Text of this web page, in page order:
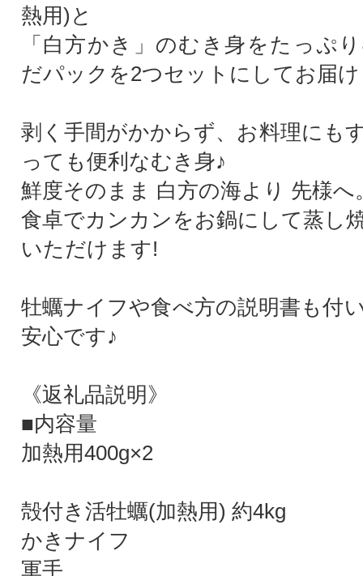
熱用)と
「白方かき」のむき身をたっぷ
だパックを2つセットにしてお届
剥く手間がかからず、お料理にも
っても便利なむき身♪
鮮度そのまま 白方の海より 先様へ
食卓でカンカンをお鍋にして蒸し
いただけます!
牡蠣ナイフや食べ方の説明書も付
安心です♪
《返礼品説明》
■内容量
加熱用400g×2
殻付き活牡蠣(加熱用) 約4kg
かきナイフ
軍手